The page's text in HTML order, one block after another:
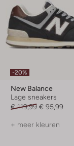
-20%
New Balance
Lage sneakers
€ 119,99 € 95,99
+ meer kleuren